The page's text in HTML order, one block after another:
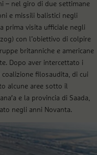
– nel giro di due settimane
e missili balistici negli
prima visita ufficiale negli
con l’obiettivo di colpire
britanniche e americane
Dopo aver intercettato i
filosaudita, di cui
alcune aree sotto il
e la provincia di Saada,
negli anni Novanta.